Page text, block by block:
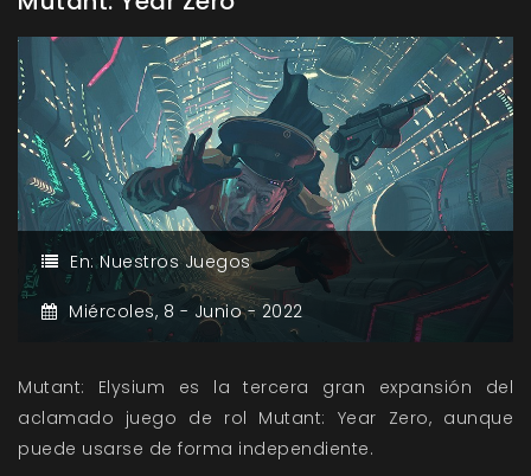
En:Nuestros Juegos
Miércoles, 8 - Junio -2022
Mutant: Elysium es la tercera gran expansión del
aclamado juego de rol Mutant: Year Zero, aunque
puede usarse de forma independiente.